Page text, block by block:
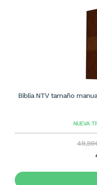
Biblia NTV tamaño
NUEVA